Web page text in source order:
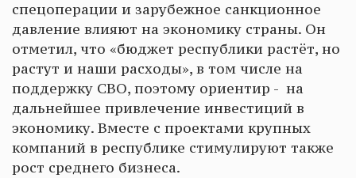
спецоперации и зарубежное санкционное
давление влияют на экономику страны. Он
отметил, что «бюджет республики растёт, но
растут и наши расходы», в том числе на
поддержку СВО, поэтому ориентир - на
дальнейшее привлечение инвестиций в
экономику. Вместе с проектами крупных
компаний в республике стимулируют также
рост среднего бизнеса.